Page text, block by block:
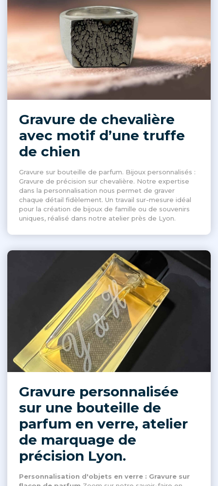
Gravure de chevalière
avec motif d’une truffe
de chien
Gravure sur bouteille de parfum. Bijoux personnalisés :
Gravure de précision sur chevalière. Notre expertise
dans la personnalisation nous permet de graver
chaque détail fidèlement. Un travail sur-mesure idéal
pour la création de bijoux de famille ou de souvenirs
uniques, réalisé dans notre atelier près de Lyon.
Gravure personnalisée
sur une bouteille de
parfum en verre, atelier
de marquage de
précision Lyon.
Personnalisation d'objets en verre : Gravure sur